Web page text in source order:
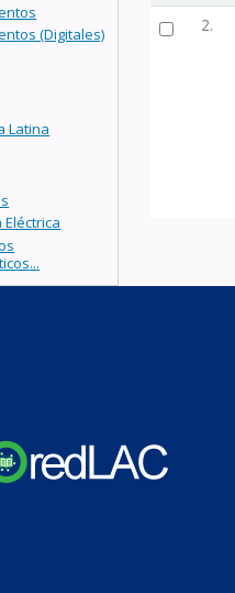
(Digitales)
Latina
Eléctrica
2.